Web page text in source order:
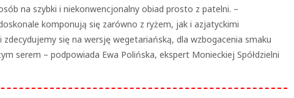
na szybki i niekonwencjonalny obiad prosto z patelni. –
komponują się zarówno z ryżem, jak i azjatyckimi
się na wersję wegetariańską, dla wzbogacenia smaku
serem – podpowiada Ewa Polińska, ekspert Monieckiej Spółdzielni